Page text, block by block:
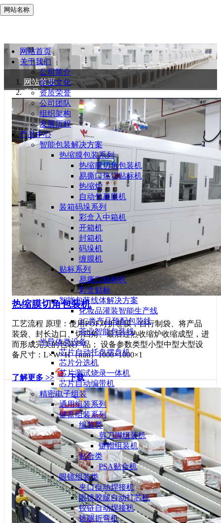
网站名称
网站首页
关于我们
公司简介
企业文化
资质荣誉
公司团队
组织架构
发展历程
产品中心
智能包装解决方案
热缩膜包装系列
热缩膜切角包装机
易撕口热切贴标机
热缩炉
自动包裹膜机
装箱码垛系列
彩盒入中箱机
开箱机
封箱机
码垛机
缠膜机
贴标系列
易撕口贴标机
彩盒贴标
智能包装线体解决方案
化妆品灌装智能生产线
3C类产品预配包装线
茶业智能包装线
半导体类设备
芯片自动托盘摆盘机
芯片分选机
芯片测试烧录一体机
芯片自动编带机
精密电子组装
通用组装系列
键盘组装系列
组装类
剪刀脚组装机
键帽组装机
贴合类
PSA贴合机
眼镜组装类
夹口自动焊接机
眼镜胶腿自动打芯机
铰链自动焊接机
镜腿折弯机
网站首页
产品中心
热缩膜切角包装机
工艺流程 原理：使用POF对折卷膜，自行制袋、将产品
装袋、封长边口、切四角、最后过热收缩炉收缩成型，进
而形成完美的包装产品； 设备参数类型小型中型大型设
备尺寸：L×W×H（mm）1000×1000×1
了解更多 >> 下载